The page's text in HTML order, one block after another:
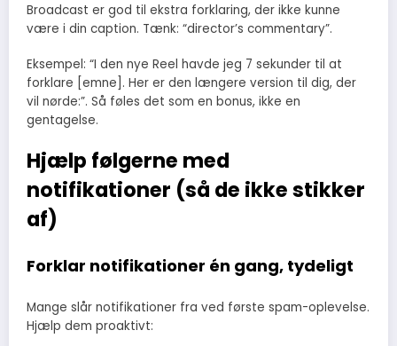
Broadcast er god til ekstra forklaring, der ikke kunne
være i din caption. Tænk: “director’s commentary”.
Eksempel: “I den nye Reel havde jeg 7 sekunder til at
forklare [emne]. Her er den længere version til dig, der
vil nørde:”. Så føles det som en bonus, ikke en
gentagelse.
Hjælp følgerne med
notifikationer (så de ikke stikker
af)
Forklar notifikationer én gang, tydeligt
Mange slår notifikationer fra ved første spam-oplevelse.
Hjælp dem proaktivt: